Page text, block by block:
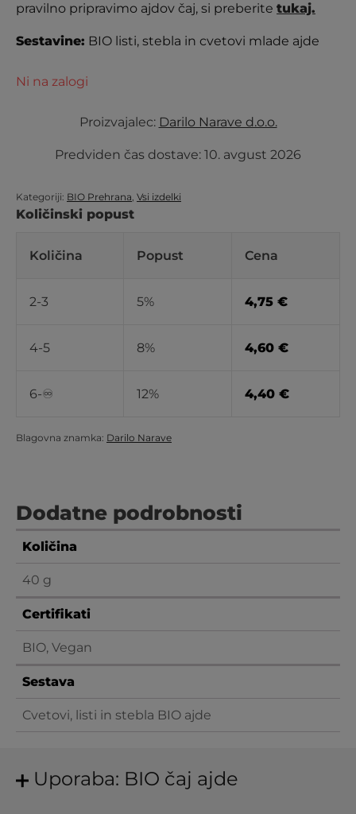
pravilno pripravimo ajdov čaj, si preberite tukaj.
Sestavine: BIO listi, stebla in cvetovi mlade ajde
Ni na zalogi
Proizvajalec: Darilo Narave d.o.o.
Predviden čas dostave: 10. avgust 2026
Kategoriji: BIO Prehrana, Vsi izdelki
Količinski popust
Količina Popust Cena
2-3 5% 4,75 €
4-5 8% 4,60 €
6-♾️ 12% 4,40 €
Blagovna znamka: Darilo Narave
Dodatne podrobnosti
Količina
40 g
Certifikati
BIO, Vegan
Sestava
Cvetovi, listi in stebla BIO ajde
Uporaba: BIO čaj ajde